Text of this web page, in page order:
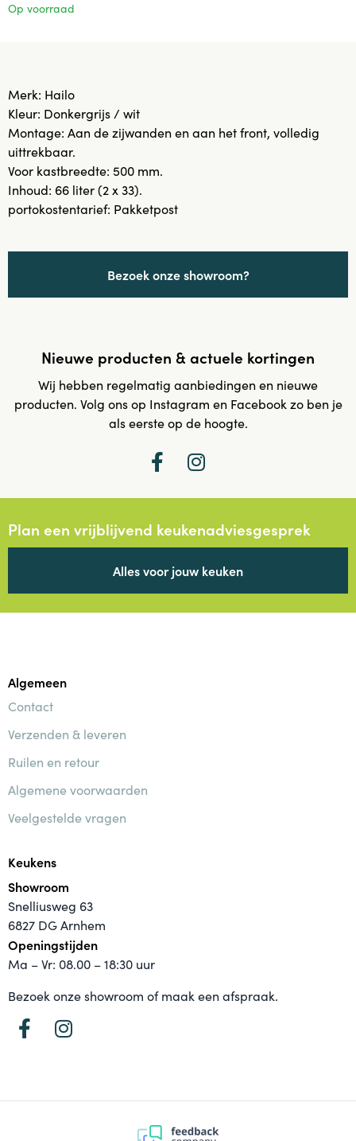
Op voorraad
Merk: Hailo
Kleur: Donkergrijs / wit
Montage: Aan de zijwanden en aan het front, volledig
uittrekbaar.
Voor kastbreedte: 500 mm.
Inhoud: 66 liter (2 x 33).
portokostentarief: Pakketpost
Bezoek onze showroom?
Nieuwe producten & actuele kortingen
Wij hebben regelmatig aanbiedingen en nieuwe
producten. Volg ons op Instagram en Facebook zo ben je
als eerste op de hoogte.
Plan een vrijblijvend keukenadviesgesprek
Alles voor jouw keuken
Algemeen
Contact
Verzenden & leveren
Ruilen en retour
Algemene voorwaarden
Veelgestelde vragen
Keukens
Showroom
Snelliusweg 63
6827 DG Arnhem
Openingstijden
Ma – Vr: 08.00 – 18:30 uur
Bezoek onze showroom of maak een afspraak.